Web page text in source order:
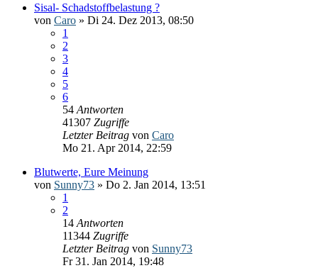
Sisal- Schadstoffbelastung ?
von Caro » Di 24. Dez 2013, 08:50
1
2
3
4
5
6
54 Antworten
41307 Zugriffe
Letzter Beitrag von Caro
Mo 21. Apr 2014, 22:59
Blutwerte, Eure Meinung
von Sunny73 » Do 2. Jan 2014, 13:51
1
2
14 Antworten
11344 Zugriffe
Letzter Beitrag von Sunny73
Fr 31. Jan 2014, 19:48